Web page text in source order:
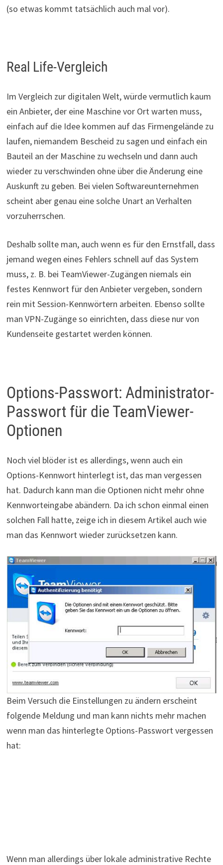
(so etwas kommt tatsächlich auch mal vor).
Real Life-Vergleich
Im Vergleich zur digitalen Welt, würde vermutlich kaum
ein Anbieter, der eine Maschine vor Ort warten muss,
einfach auf die Idee kommen auf das Firmengelände zu
laufen, niemandem Bescheid zu sagen und einfach ein
Bauteil an der Maschine zu wechseln und dann auch
wieder zu verschwinden ohne über die Änderung eine
Auskunft zu geben. Bei vielen Softwareunternehmen
scheint aber genau eine solche Unart an Verhalten
vorzuherrschen.
Deshalb sollte man, auch wenn es für den Ernstfall, dass
jemand wegen eines Fehlers schnell auf das System
muss, z. B. bei TeamViewer-Zugängen niemals ein
festes Kennwort für den Anbieter vergeben, sondern
rein mit Session-Kennwörtern arbeiten. Ebenso sollte
man VPN-Zugänge so einrichten, dass diese nur von
Kundenseite gestartet werden können.
Options-Passwort: Administrator-
Passwort für die TeamViewer-
Optionen
Noch viel blöder ist es allerdings, wenn auch ein
Options-Kennwort hinterlegt ist, das man vergessen
hat. Dadurch kann man die Optionen nicht mehr ohne
Kennworteingabe abändern. Da ich schon einmal einen
solchen Fall hatte, zeige ich in diesem Artikel auch wie
man das Kennwort wieder zurücksetzen kann.
Beim Versuch die Einstellungen zu ändern erscheint
folgende Meldung und man kann nichts mehr machen
wenn man das hinterlegte Options-Passwort vergessen
hat:
Wenn man allerdings über lokale administrative Rechte